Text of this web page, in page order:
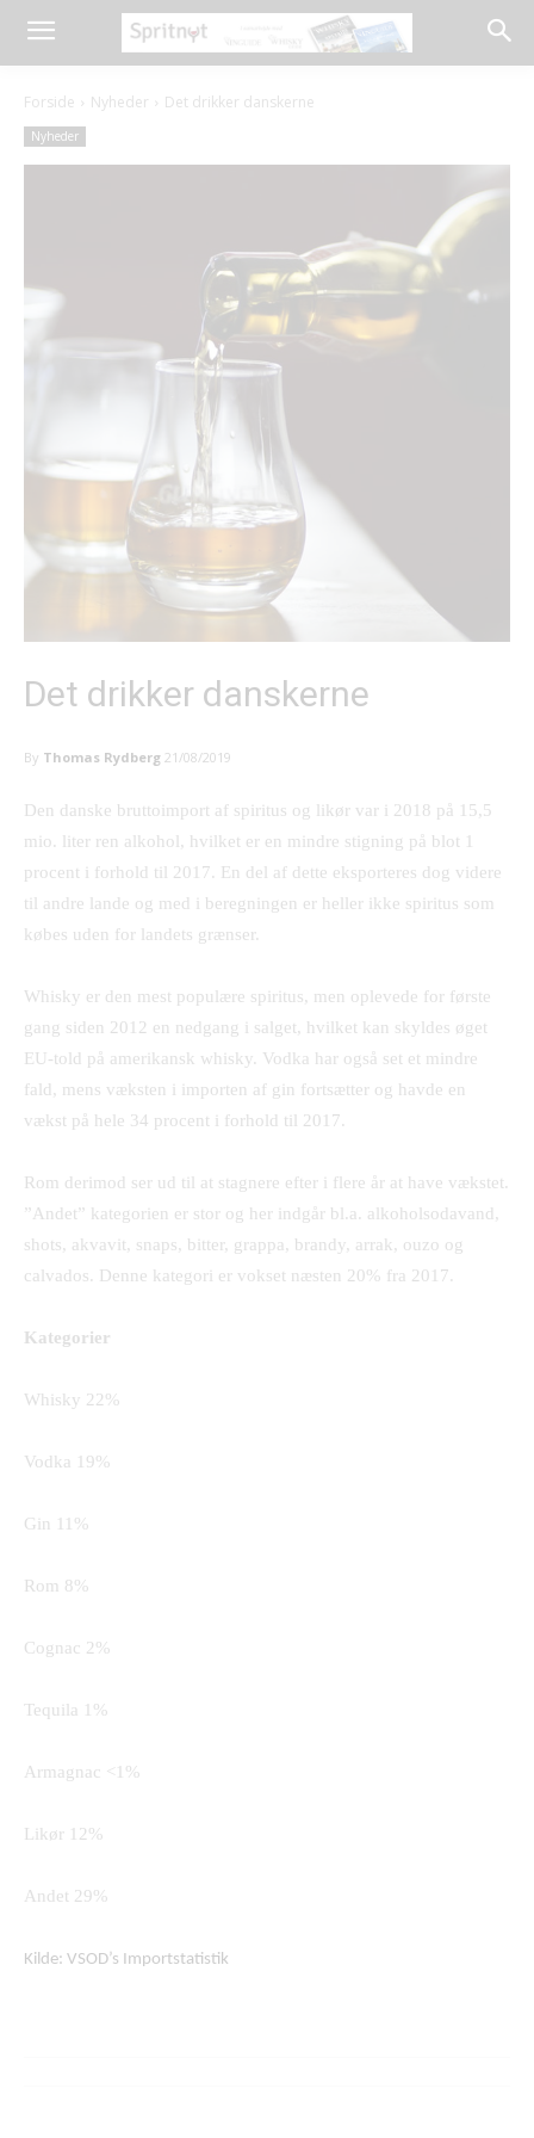
Forside Nyheder Det drikker danskerne
Nyheder
Det drikker danskerne
By Thomas Rydberg 21/08/2019
Den danske bruttoimport af spiritus og likør var i 2018 på 15,5
mio. liter ren alkohol, hvilket er en mindre stigning på blot 1
procent i forhold til 2017. En del af dette eksporteres dog videre
til andre lande og med i beregningen er heller ikke spiritus som
købes uden for landets grænser.
Whisky er den mest populære spiritus, men oplevede for første
gang siden 2012 en nedgang i salget, hvilket kan skyldes øget
EU-told på amerikansk whisky. Vodka har også set et mindre
fald, mens væksten i importen af gin fortsætter og havde en
vækst på hele 34 procent i forhold til 2017.
Rom derimod ser ud til at stagnere efter i flere år at have vækstet.
”Andet” kategorien er stor og her indgår bl.a. alkoholsodavand,
shots, akvavit, snaps, bitter, grappa, brandy, arrak, ouzo og
calvados. Denne kategori er vokset næsten 20% fra 2017.
Kategorier
Whisky 22%
Vodka 19%
Gin 11%
Rom 8%
Cognac 2%
Tequila 1%
Armagnac <1%
Likør 12%
Andet 29%
Kilde: VSOD’s Importstatistik